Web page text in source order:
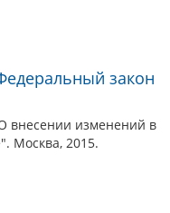
закон
внесении изменений в
Москва, 2015.